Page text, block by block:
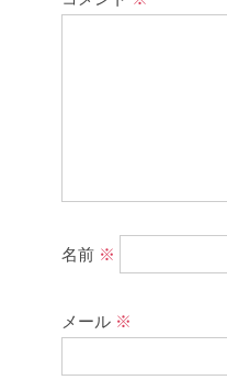
名前 ※
メール ※